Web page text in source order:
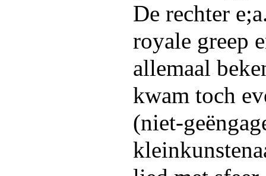
De rechter
royale greep
allemaal
kwam toch
(niet-